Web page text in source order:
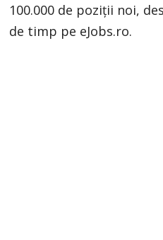
100.000 de poziții noi,
de timp pe eJobs.ro.